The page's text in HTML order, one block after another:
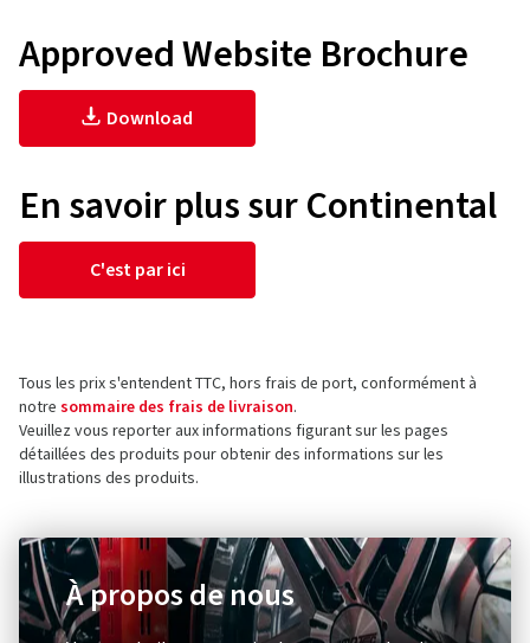
Approved Website Brochure
Download
En savoir plus sur Continental
C'est par ici
Tous les prix s'entendent TTC, hors frais de port, conformément à
notre sommaire des frais de livraison.
Veuillez vous reporter aux informations figurant sur les pages
détaillées des produits pour obtenir des informations sur les
illustrations des produits.
À propos de nous